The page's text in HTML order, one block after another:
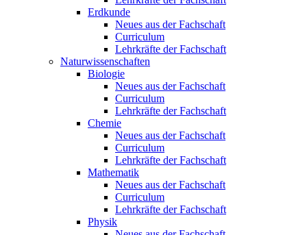
Erdkunde
Neues aus der Fachschaft
Curriculum
Lehrkräfte der Fachschaft
Naturwissenschaften
Biologie
Neues aus der Fachschaft
Curriculum
Lehrkräfte der Fachschaft
Chemie
Neues aus der Fachschaft
Curriculum
Lehrkräfte der Fachschaft
Mathematik
Neues aus der Fachschaft
Curriculum
Lehrkräfte der Fachschaft
Physik